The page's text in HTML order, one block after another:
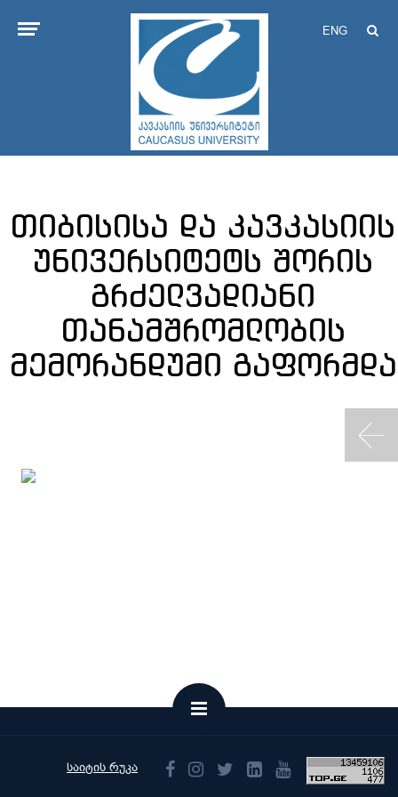
ENG
თიბისისა და კავკასიის
უნივერსიტეტს შორის
გრძელვადიანი
თანამშრომლობის
მემორანდუმი გაფორმდა
საიტის რუკა